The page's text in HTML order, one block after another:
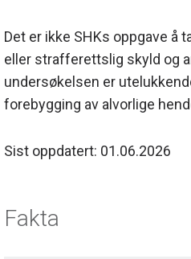
Det er ikke SHKs oppgave å
eller strafferettslig skyld og
undersøkelsen er
forebygging av alvorlige
Sist oppdatert: 01.06.2026
Fakta